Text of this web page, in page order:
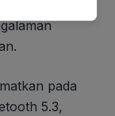
pada
5.3,